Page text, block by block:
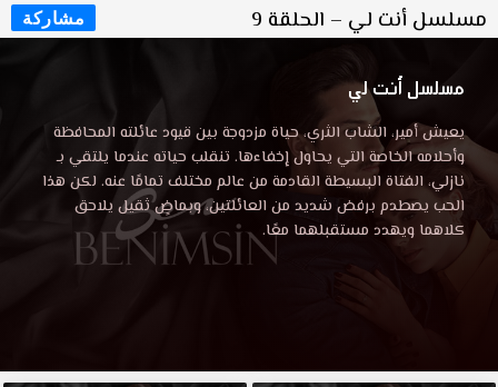
مسلسل أنت لي – الحلقة 9 مشاركة
مسلسل أنت لي
يعيش أمير، الشاب الثري، حياة مزدوجة بين قيود عائلته المحافظة
وأحلامه الخاصة التي يحاول إخفاءها. تنقلب حياته عندما يلتقي بـ
نازلي، الفتاة البسيطة القادمة من عالم مختلف تمامًا عنه. لكن هذا
الحب يصطدم برفض شديد من العائلتين، وبماضٍ ثقيل يلاحق
كلاهما ويهدد مستقبلهما معًا.